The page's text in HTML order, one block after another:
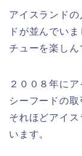
アイスランド
ドが並んでい
チューを楽しん
２００８年に
シーフードの取
それほどアイ
います。